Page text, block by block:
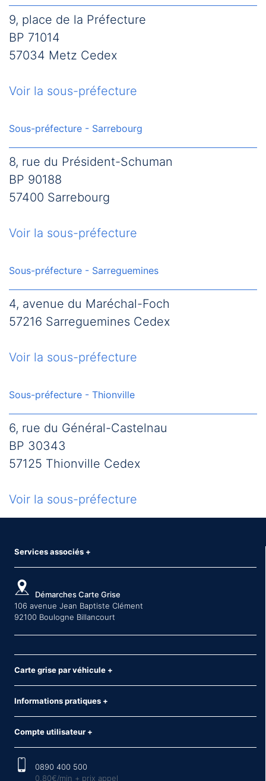
9, place de la Préfecture
BP 71014
57034 Metz Cedex
Voir la sous-préfecture
Sous-préfecture - Sarrebourg
8, rue du Président-Schuman
BP 90188
57400 Sarrebourg
Voir la sous-préfecture
Sous-préfecture - Sarreguemines
4, avenue du Maréchal-Foch
57216 Sarreguemines Cedex
Voir la sous-préfecture
Sous-préfecture - Thionville
6, rue du Général-Castelnau
BP 30343
57125 Thionville Cedex
Voir la sous-préfecture
Services associés +
Démarches Carte Grise
106 avenue Jean Baptiste Clément
92100 Boulogne Billancourt
Carte grise par véhicule +
Informations pratiques +
Compte utilisateur +
0890 400 500
0,80€/min + prix appel